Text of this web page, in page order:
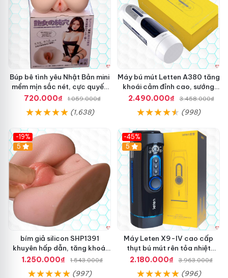
Búp bê tình yêu Nhật Bản mini
mềm mịn sắc nét, cực quyến
rũ
720.000₫ 1.059.000₫
(1,638)
Máy bú mút Letten A380 tăng
khoái cảm đỉnh cao, sướng
mê
2.490.000₫ 3.458.000₫
(998)
-19%
Hot
5
bím giả silicon SHP1391
khuyên hấp dẫn, tăng khoái
cảm mua ngay
1.250.000₫ 1.543.000₫
(997)
-45%
Hot
5
Máy Leten X9-IV cao cấp
thụt bú mút rên tỏa nhiệt
mạnh
2.180.000₫ 3.963.000₫
(996)